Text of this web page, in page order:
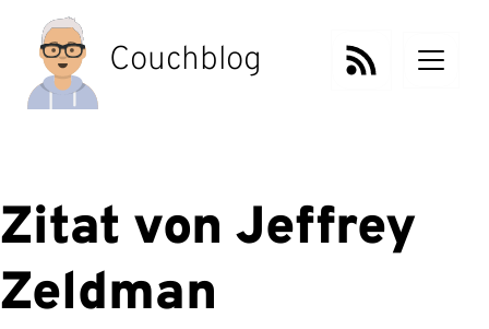
Inhalt
springen
Couchblog
Zitat von Jeffrey
Zeldman